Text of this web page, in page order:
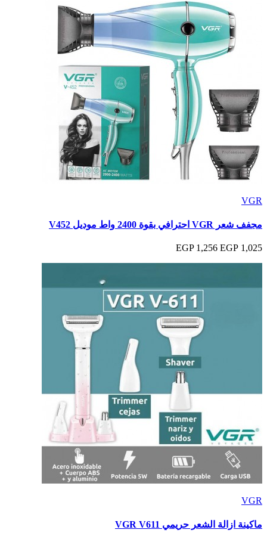
VGR
مجفف شعر VGR احترافي بقوة 2400 واط موديل V452
1,025 EGP
1,256 EGP
VGR
ماكينة ازالة الشعر حريمي VGR V611